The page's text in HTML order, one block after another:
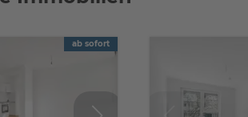
ab sofort